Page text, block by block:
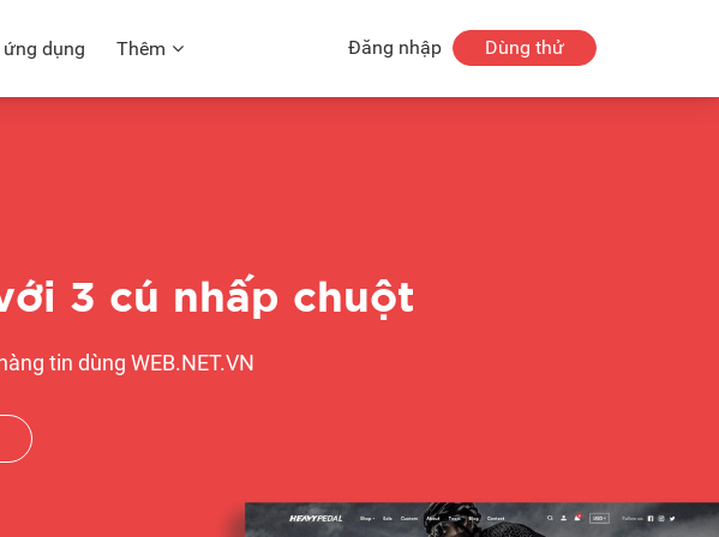
ứng dụng Thêm Đăng nhập Dùng thử
3 cú nhấp chuột
tin dùng WEB.NET.VN